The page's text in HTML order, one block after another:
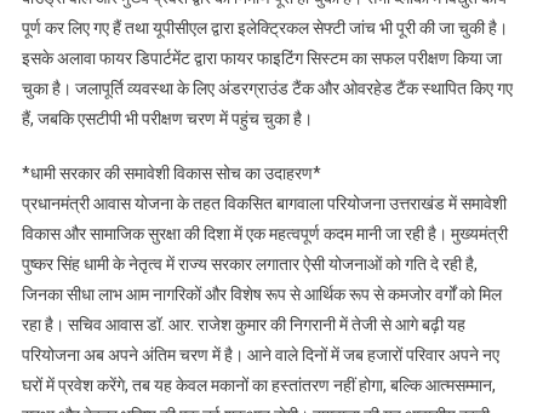
पूर्ण कर लिए गए हैं तथा यूपीसीएल द्वारा इलेक्ट्रिकल सेफ्टी जांच भी पूरी की जा चुकी है।
इसके अलावा फायर डिपार्टमेंट द्वारा फायर फाइटिंग सिस्टम का सफल परीक्षण किया जा
चुका है। जलापूर्ति व्यवस्था के लिए अंडरग्राउंड टैंक और ओवरहेड टैंक स्थापित किए गए
हैं, जबकि एसटीपी भी परीक्षण चरण में पहुंच चुका है।
*धामी सरकार की समावेशी विकास सोच का उदाहरण*
प्रधानमंत्री आवास योजना के तहत विकसित बागवाला परियोजना उत्तराखंड में समावेशी
विकास और सामाजिक सुरक्षा की दिशा में एक महत्वपूर्ण कदम मानी जा रही है। मुख्यमंत्री
पुष्कर सिंह धामी के नेतृत्व में राज्य सरकार लगातार ऐसी योजनाओं को गति दे रही है,
जिनका सीधा लाभ आम नागरिकों और विशेष रूप से आर्थिक रूप से कमजोर वर्गों को मिल
रहा है। सचिव आवास डॉ. आर. राजेश कुमार की निगरानी में तेजी से आगे बढ़ी यह
परियोजना अब अपने अंतिम चरण में है। आने वाले दिनों में जब हजारों परिवार अपने नए
घरों में प्रवेश करेंगे, तब यह केवल मकानों का हस्तांतरण नहीं होगा, बल्कि आत्मसम्मान,